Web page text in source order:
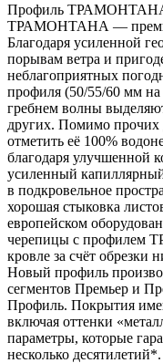
Профиль
ТРАМОНТАНА —
Благодаря усиленной
порывам ветра и
неблагоприятных
профиля (50/55/60 мм
гребнем волны
других. Помимо прочих
отметить её 100%
благодаря улучшенной
усиленный
в подкровельное
хорошая стыковка
европейском
черепицы с профилем
кровле за счёт
Новый профиль
сегментов Премьер и
Профиль. Покрытия
включая оттенки
параметры, которые
несколько десятилетий*.